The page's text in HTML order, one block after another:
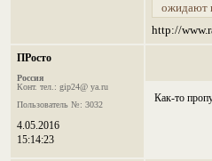
ожидают
http://
ПРосто
Россия
Конт. тел.: gip24@ ya.ru
Пользователь №: 3032
4.05.2016
15:14:23
Как-то